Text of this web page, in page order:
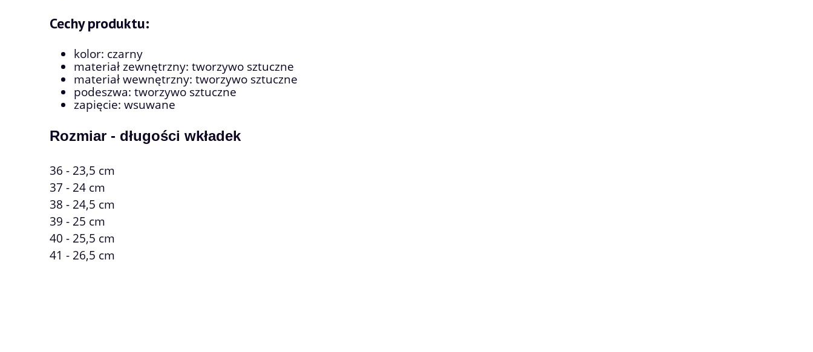
Cechy produktu:
kolor: czarny
materiał zewnętrzny: tworzywo sztuczne
materiał wewnętrzny: tworzywo sztuczne
podeszwa: tworzywo sztuczne
zapięcie: wsuwane
Rozmiar - długości wkładek
36 - 23,5 cm
37 - 24 cm
38 - 24,5 cm
39 - 25 cm
40 - 25,5 cm
41 - 26,5 cm